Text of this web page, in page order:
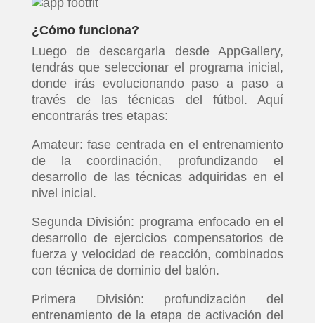
¿Cómo funciona?
Luego de descargarla desde AppGallery,
tendrás que seleccionar el programa inicial,
donde irás evolucionando paso a paso a
través de las técnicas del fútbol. Aquí
encontrarás tres etapas:
Amateur: fase centrada en el entrenamiento
de la coordinación, profundizando el
desarrollo de las técnicas adquiridas en el
nivel inicial.
Segunda División: programa enfocado en el
desarrollo de ejercicios compensatorios de
fuerza y velocidad de reacción, combinados
con técnica de dominio del balón.
Primera División: profundización del
entrenamiento de la etapa de activación del